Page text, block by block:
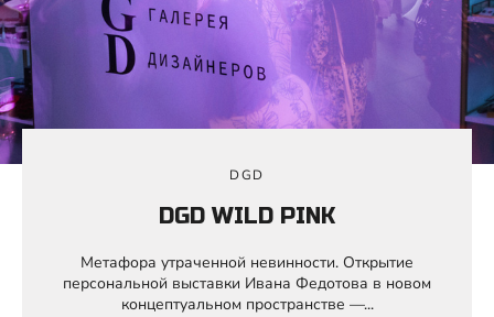
DGD
DGD WILD PINK
Метафора утраченной невинности. Открытие
персональной выставки Ивана Федотова в новом
концептуальном пространстве —...